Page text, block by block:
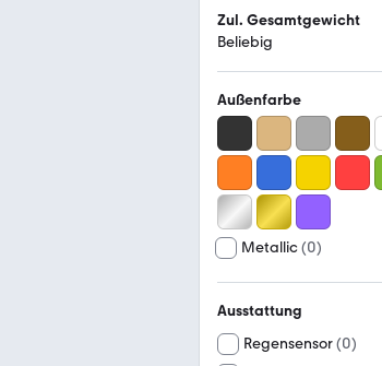
Zul. Gesamtgewicht
Beliebig
Außenfarbe
Metallic(0)
Ausstattung
Regensensor(0)